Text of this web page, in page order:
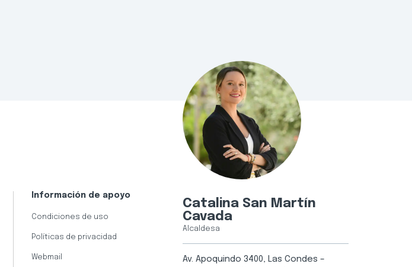
Información de apoyo
Condiciones de uso
Políticas de privacidad
Webmail
Catalina San Martín
Cavada
Alcaldesa
Av. Apoquindo 3400, Las Condes –